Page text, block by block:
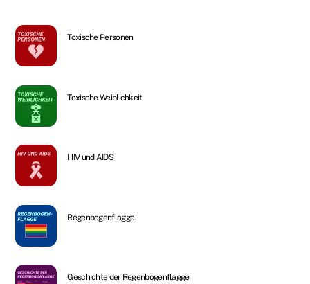
Toxische Personen
Toxische Weiblichkeit
HIV und AIDS
Regenbogenflagge
Geschichte der Regenbogenflagge